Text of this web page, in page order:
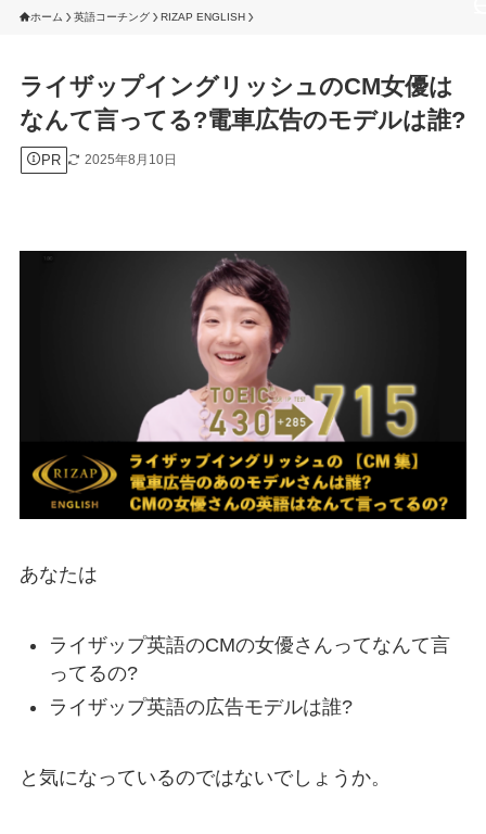
ホーム 英語コーチング RIZAP ENGLISH
ライザップイングリッシュのCM女優は
なんて言ってる?電車広告のモデルは誰?
PR 2025年8月10日
あなたは
ライザップ英語のCMの女優さんってなんて言
ってるの?
ライザップ英語の広告モデルは誰?
と気になっているのではないでしょうか。